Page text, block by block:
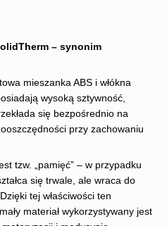
– synonim
mieszanka ABS i włókna
wysoką sztywność,
się bezpośrednio na
przy zachowaniu
tzw. „pamięć” – w przypadku
się trwale, ale wraca do
tej właściwości ten
materiał wykorzystywany jest